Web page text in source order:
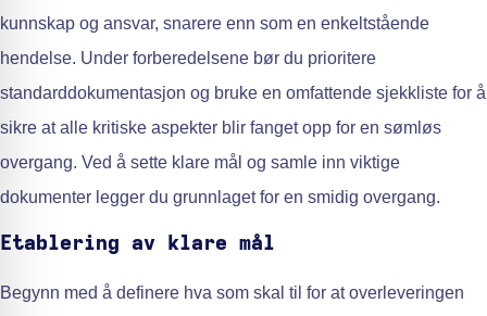
kunnskap og ansvar, snarere enn som en enkeltstående
hendelse. Under forberedelsene bør du prioritere
standarddokumentasjon og bruke en omfattende sjekkliste for å
sikre at alle kritiske aspekter blir fanget opp for en sømløs
overgang. Ved å sette klare mål og samle inn viktige
dokumenter legger du grunnlaget for en smidig overgang.
Etablering av klare mål
Begynn med å definere hva som skal til for at overleveringen